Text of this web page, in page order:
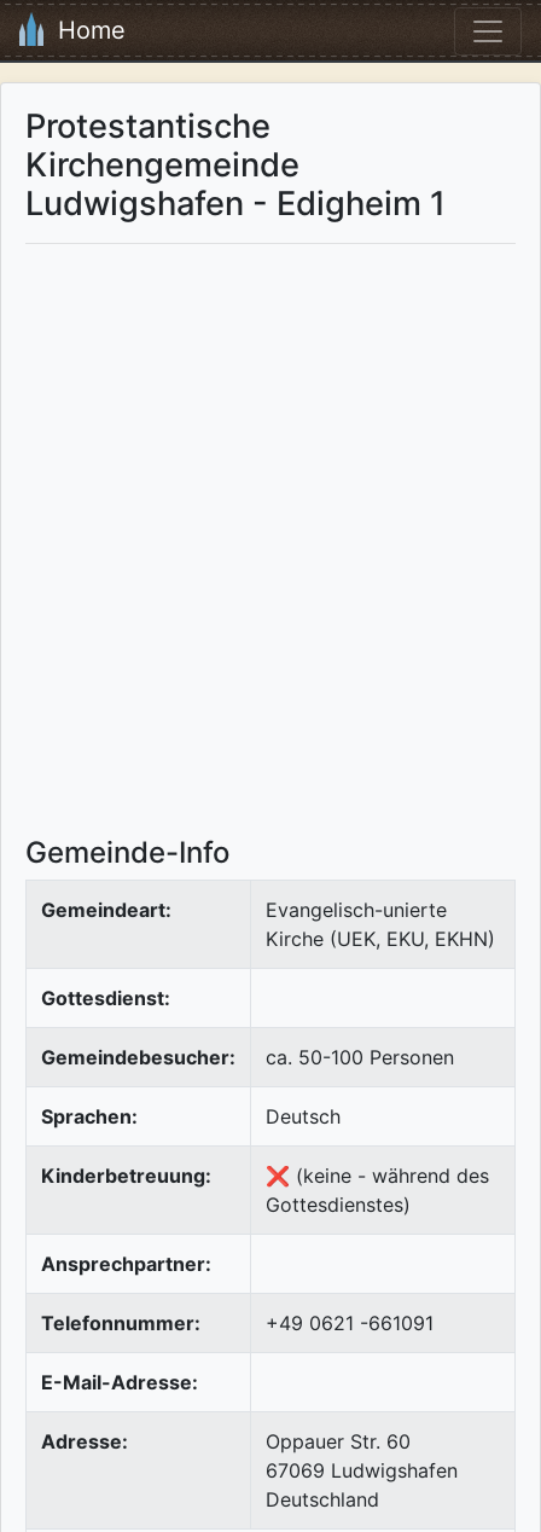
Home
Protestantische
Kirchengemeinde
Ludwigshafen - Edigheim 1
Gemeinde-Info
Gemeindeart:
Evangelisch-unierte
Kirche (UEK, EKU, EKHN)
Gottesdienst:
Gemeindebesucher: ca. 50-100 Personen
Sprachen: Deutsch
Kinderbetreuung:
❌ (keine - während des
Gottesdienstes)
Ansprechpartner:
Telefonnummer: +49 0621 -661091
E-Mail-Adresse:
Adresse:
Oppauer Str. 60
67069 Ludwigshafen
Deutschland